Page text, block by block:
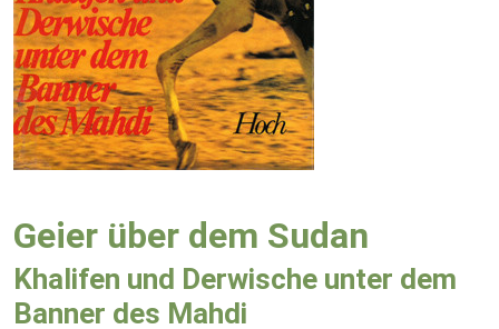
Geier über dem Sudan
Khalifen und Derwische unter dem
Banner des Mahdi